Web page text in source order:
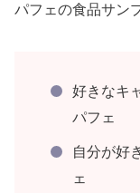
パフェの食品サン
好きなキ
パフェ
自分が好
ェ